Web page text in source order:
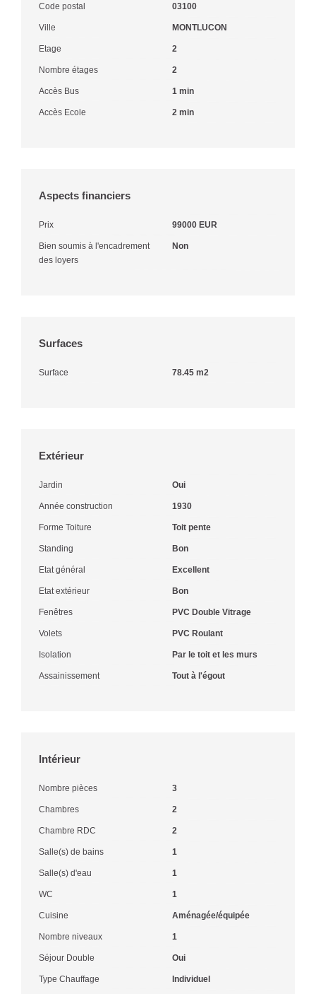
Code postal 03100
Ville MONTLUCON
Etage 2
Nombre étages 2
Accès Bus 1 min
Accès Ecole 2 min
Aspects financiers
Prix 99000 EUR
Bien soumis à l'encadrement
des loyers
Non
Surfaces
Surface 78.45 m2
Extérieur
Jardin Oui
Année construction 1930
Forme Toiture Toit pente
Standing Bon
Etat général Excellent
Etat extérieur Bon
Fenêtres PVC Double Vitrage
Volets PVC Roulant
Isolation Par le toit et les murs
Assainissement Tout à l'égout
Intérieur
Nombre pièces 3
Chambres 2
Chambre RDC 2
Salle(s) de bains 1
Salle(s) d'eau 1
WC 1
Cuisine Aménagée/équipée
Nombre niveaux 1
Séjour Double Oui
Type Chauffage Individuel